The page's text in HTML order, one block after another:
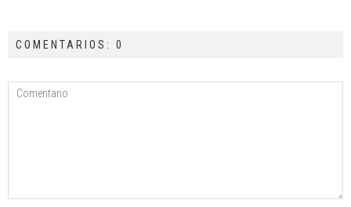
COMENTARIOS: 0